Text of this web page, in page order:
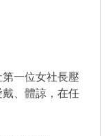
一位女社長壓
、體諒，在任